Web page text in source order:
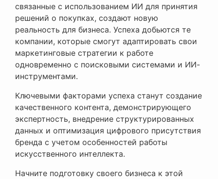
связанные с использованием ИИ для принятия
решений о покупках, создают новую
реальность для бизнеса. Успеха добьются те
компании, которые смогут адаптировать свои
маркетинговые стратегии к работе
одновременно с поисковыми системами и ИИ-
инструментами.
Ключевыми факторами успеха станут создание
качественного контента, демонстрирующего
экспертность, внедрение структурированных
данных и оптимизация цифрового присутствия
бренда с учетом особенностей работы
искусственного интеллекта.
Начните подготовку своего бизнеса к этой